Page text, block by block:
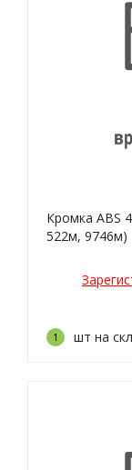
Кромка ABS
522м, 9746м)
1 шт на